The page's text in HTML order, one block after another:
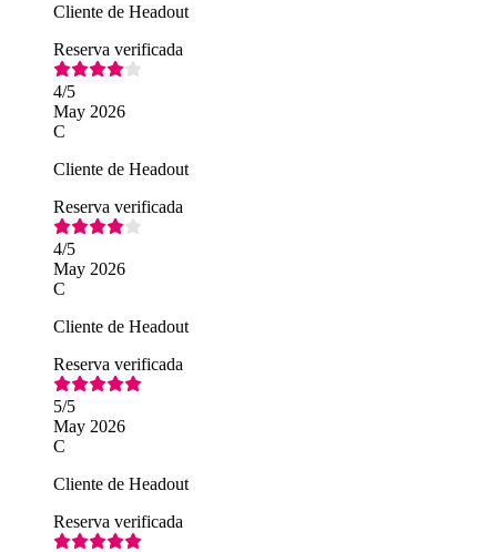
Cliente de Headout
Reserva verificada
4/5
May 2026
C
Cliente de Headout
Reserva verificada
4/5
May 2026
C
Cliente de Headout
Reserva verificada
5/5
May 2026
C
Cliente de Headout
Reserva verificada